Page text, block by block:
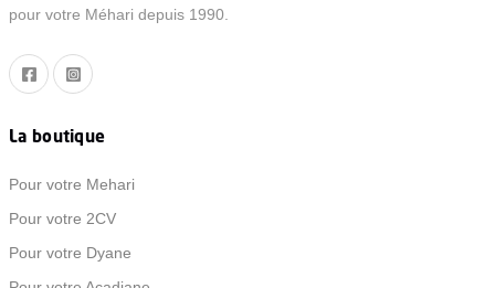
pour votre Méhari depuis 1990.
La boutique
Pour votre Mehari
Pour votre 2CV
Pour votre Dyane